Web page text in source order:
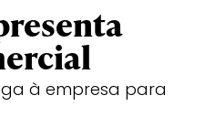
à empresa para